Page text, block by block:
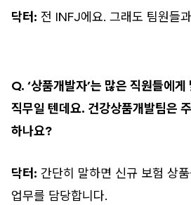
닥터: 전 INFJ에요. 그래도 팀원들
Q. ‘상품개발자’는 많은 직원들에
직무일 텐데요. 건강상품개발팀은
하나요?
닥터: 간단히 말하면 신규 보험 상
업무를 담당합니다.